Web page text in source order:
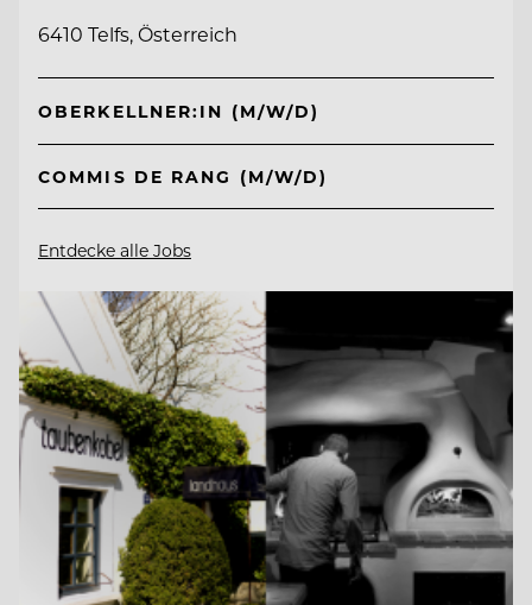
6410 Telfs, Österreich
OBERKELLNER:IN (M/W/D)
COMMIS DE RANG (M/W/D)
Entdecke alle Jobs